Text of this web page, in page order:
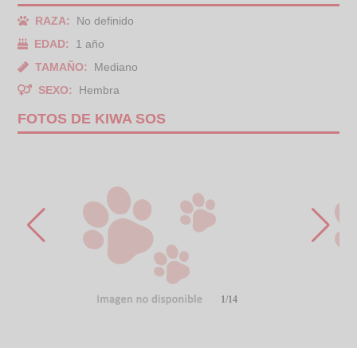
RAZA:
No definido
EDAD:
1 año
TAMAÑO:
Mediano
SEXO:
Hembra
FOTOS DE KIWA SOS
1/14